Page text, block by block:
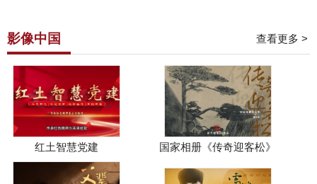
影像中国 查看更多 >
红土智慧党建 国家相册《传奇迎客松》